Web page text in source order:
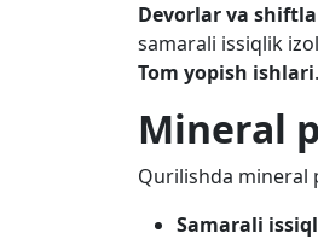
Devorlar va
samarali issiqlik
Tom yopish ishlari
Mineral
Qurilishda mineral
Samarali